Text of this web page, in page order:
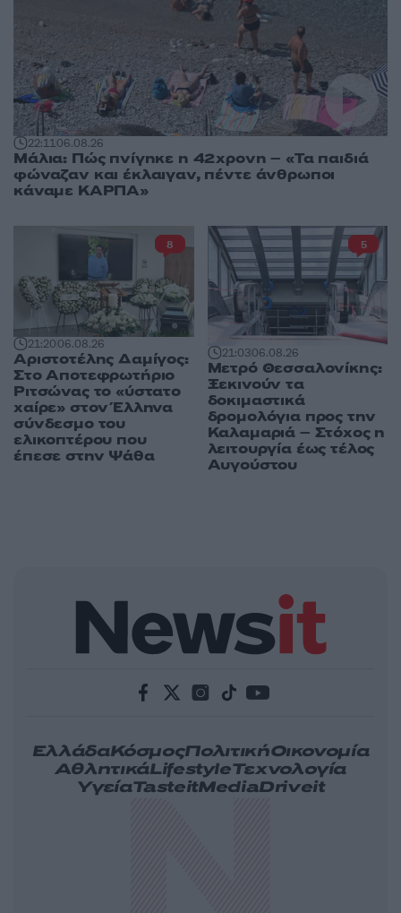
22:1106.08.26
Μάλια: Πώς πνίγηκε η 42χρονη – «Τα παιδιά
φώναζαν και έκλαιγαν, πέντε άνθρωποι
κάναμε ΚΑΡΠΑ»
21:2006.08.26
Αριστοτέλης Δαμίγος:
Στο Αποτεφρωτήριο
Ριτσώνας το «ύστατο
χαίρε» στον Έλληνα
σύνδεσμο του
ελικοπτέρου που
έπεσε στην Ψάθα
8
21:0306.08.26
Μετρό Θεσσαλονίκης:
Ξεκινούν τα
δοκιμαστικά
δρομολόγια προς την
Καλαμαριά – Στόχος η
λειτουργία έως τέλος
Αυγούστου
5
ΕλλάδαΚόσμοςΠολιτικήΟικονομία
ΑθλητικάLifestyleΤεχνολογία
ΥγείαTasteitMediaDriveit